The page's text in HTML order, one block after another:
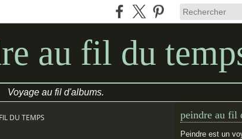
au fil du
Voyage au fil d'albums.
DU TEMPS peindre au fil
Peindre est un